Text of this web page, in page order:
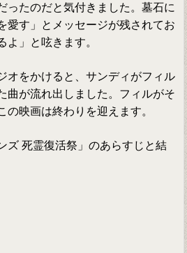
ったのだと気付きました。墓石に
愛す」とメッセージが残されてお
よ」と呟きます。
オをかけると、サンディがフィル
曲が流れ出しました。フィルがそ
の映画は終わりを迎えます。
ズ 死霊復活祭」のあらすじと結